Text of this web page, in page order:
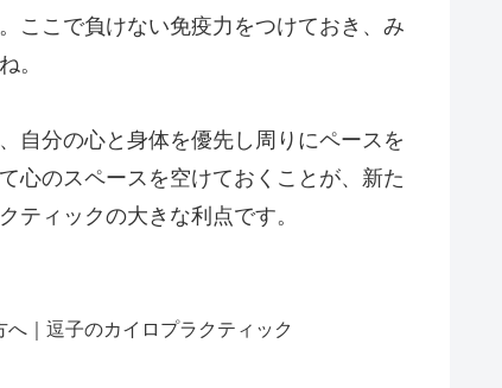
ここで負けない免疫力をつけておき、み
。
自分の心と身体を優先し周りにペースを
心のスペースを空けておくことが、新た
ティックの大きな利点です。
｜逗子のカイロプラクティック